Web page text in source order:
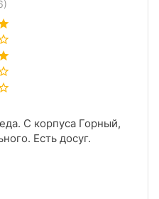
С корпуса Горный,
Есть досуг.